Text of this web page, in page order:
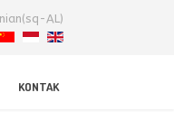
KONTAK